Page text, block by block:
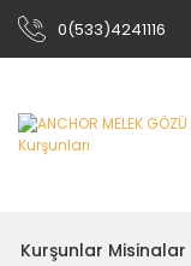
0(533)4241116
Kurşunlar Misinalar